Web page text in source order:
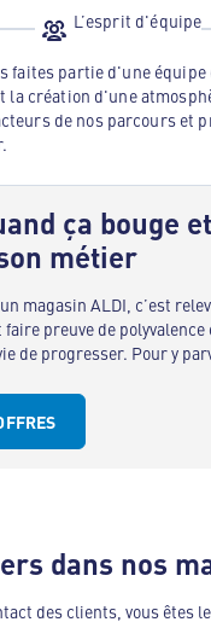
L’esprit d'équipe
faites partie d'une
la création d'une
de nos parcours et
ça bouge
métier
magasin ALDI, c’est
preuve de
de progresser. Pour y
dans nos
des clients, vous êtes